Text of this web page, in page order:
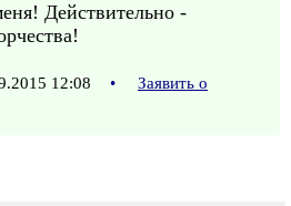
Действительно -
12:08 •
Заявить о